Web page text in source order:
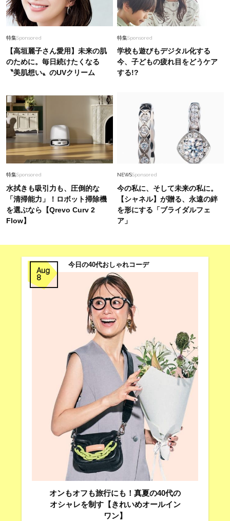
特集Sponsored
【高垣麗子さん愛用】未来の肌
のために。毎日続けたくなる
〝美肌想い〟のUVクリーム
特集Sponsored
学校も遊びもデジタル化する
今、子どもの疲れ目をどうケア
する!?
特集Sponsored
水拭きも吸引力も、圧倒的な
「清掃能力」！ロボット掃除機
を選ぶなら【Qrevo Curv 2
Flow】
NEWSSponsored
今の私に、そして未来の私に。
【シャネル】が贈る、永遠の絆
を形にする「ブライダルフェ
ア」
Aug
8
今日の40代おしゃれコーデ
オンもオフも旅行にも！真夏の40代の
オシャレを制す【きれいめオールイン
ワン】